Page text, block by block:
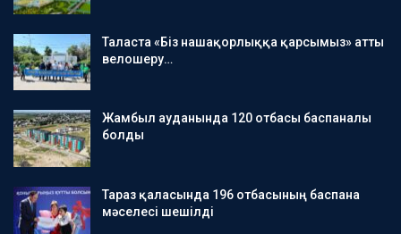
Таласта «Біз нашақорлыққа қарсымыз» атты
велошеру…
Жамбыл ауданында 120 отбасы баспаналы
болды
Тараз қаласында 196 отбасының баспана
мәселесі шешілді